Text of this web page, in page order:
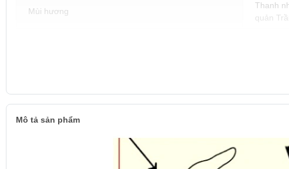
Mùi hương
Thanh
quản
Mô tả sản phẩm